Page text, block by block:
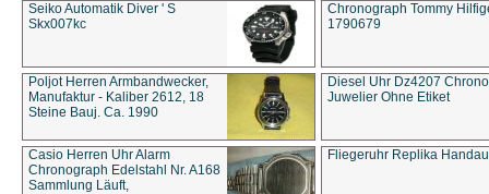
Seiko Automatik Diver ' S
Skx007kc
Chronograph Tommy
1790679
Poljot Herren Armbandwecker,
Manufaktur - Kaliber 2612, 18
Steine Bauj. Ca. 1990
Diesel Uhr Dz4207
Juwelier Ohne Etiket
Casio Herren Uhr Alarm
Chronograph Edelstahl Nr. A168
Sammlung Läuft,
Fliegeruhr Replika